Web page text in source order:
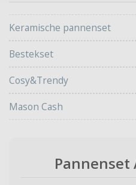
Keramische pannenset
Bestekset
Cosy&Trendy
Mason Cash